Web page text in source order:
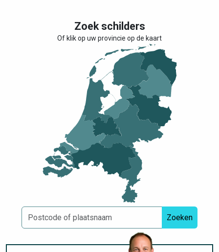
Zoek schilders
Of klik op uw provincie op de kaart
Zoeken